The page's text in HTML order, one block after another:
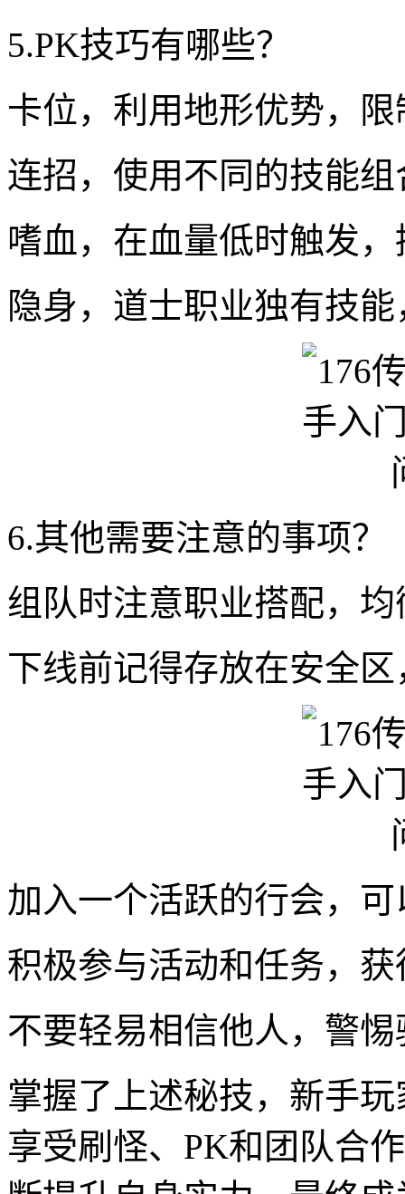
5.PK技巧有哪些？
卡位，利用地形优势，
连招，使用不同的技能
嗜血，在血量低时触发
隐身，道士职业独有技
6.其他需要注意的事项？
组队时注意职业搭配，
下线前记得存放在安全
加入一个活跃的行会，
积极参与活动和任务，
不要轻易相信他人，警
掌握了上述秘技，新手
享受刷怪、PK和团队合